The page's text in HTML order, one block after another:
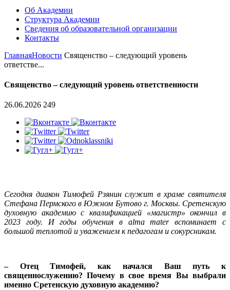
Об Академии
Структура Академии
Сведения об образовательной организации
Контакты
ГлавнаяНовости Священство – следующий уровень
ответстве...
Священство – следующий уровень ответственности
26.06.2026 249
Сегодня диакон Тимофей Рзянин служит в храме святителя
Стефана Пермского в Южном Бутово г. Москвы. Сретенскую
духовную академию с квалификацией «магистр» окончил в
2023 году. И годы обучения в alma mater вспоминает с
большой теплотой и уважением к педагогам и сокурсникам.
– Отец Тимофей, как начался Ваш путь к
священнослужению? Почему в свое время Вы выбрали
именно Сретенскую духовную академию?